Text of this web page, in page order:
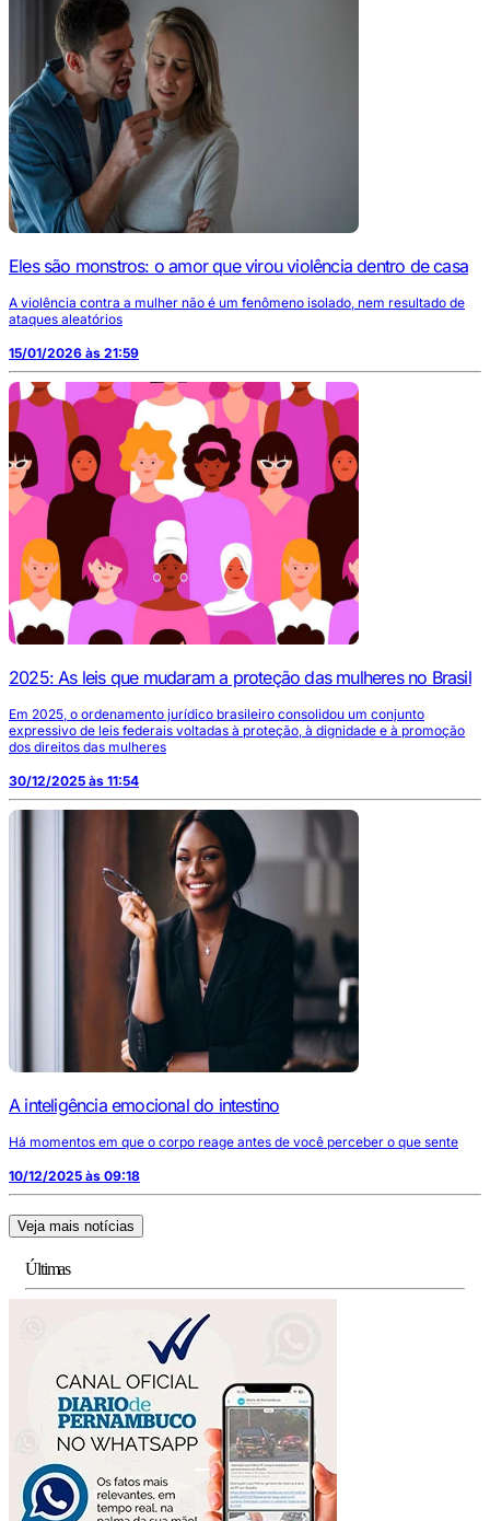
Eles são monstros: o amor que virou violência dentro de casa
A violência contra a mulher não é um fenômeno isolado, nem resultado de
ataques aleatórios
15/01/2026 às 21:59
2025: As leis que mudaram a proteção das mulheres no Brasil
Em 2025, o ordenamento jurídico brasileiro consolidou um conjunto
expressivo de leis federais voltadas à proteção, à dignidade e à promoção
dos direitos das mulheres
30/12/2025 às 11:54
A inteligência emocional do intestino
Há momentos em que o corpo reage antes de você perceber o que sente
10/12/2025 às 09:18
Veja mais notícias
Últimas